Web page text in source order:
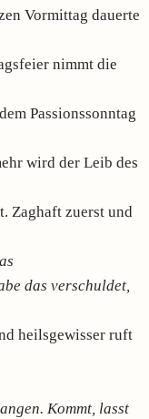
Vormittag dauerte
nimmt die
Passionssonntag
wird der Leib des
Zaghaft zuerst und
das verschuldet,
heilsgewisser ruft
Kommt, lasst